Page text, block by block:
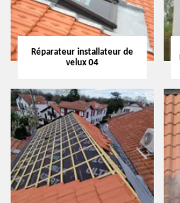
Réparateur installateur de
velux 04